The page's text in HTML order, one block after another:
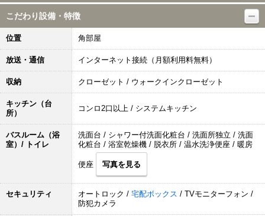
こだわり設備・特徴
位置 角部屋
放送・通信 インターネット接続（月額利用料無料）
収納 クローゼット / ウォークインクローゼット
キッチン（台
所）
コンロ2口以上 / システムキッチン
バスルーム（浴
室）/ トイレ
洗面台 / シャワー付洗面化粧台 / 洗面所独立 / 洗面
化粧台 / 浴室乾燥機 / 脱衣所 / 温水洗浄便座 / 暖房
便座 写真を見る
セキュリティ オートロック / 宅配ボックス / TVモニターフォン /
防犯カメラ